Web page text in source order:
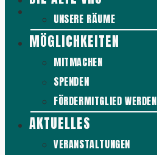
UNSERE RÄUME
MÖGLICHKEITEN
MITMACHEN
SPENDEN
FÖRDERMITGLIED WERDEN
AKTUELLES
VERANSTALTUNGEN